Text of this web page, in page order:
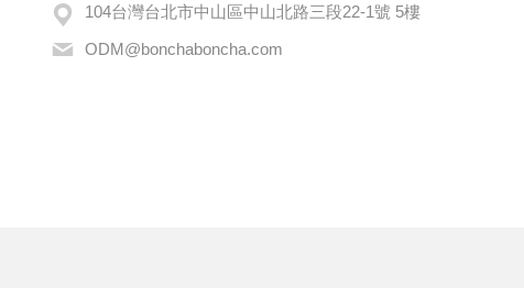
104台灣台北市中山區中山北路三段22-1號 5樓
ODM@bonchaboncha.com